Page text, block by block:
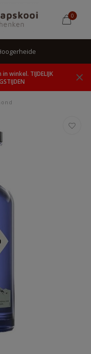
0
winkel. TIJDELIJK